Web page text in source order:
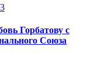
Горбатову с
Союза